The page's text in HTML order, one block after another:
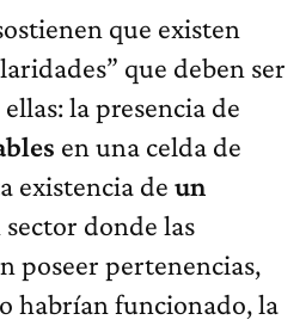
que existen
que deben ser
la presencia de
en una celda de
existencia de un
sector donde las
poseer pertenencias,
habrían funcionado, la